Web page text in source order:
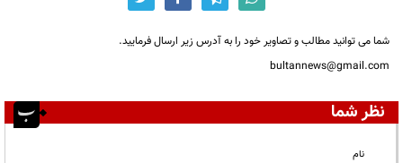
شما می توانید مطالب و تصاویر خود را به آدرس زیر ارسال فرمایید.
bultannews@gmail.com
نظر شما
نام